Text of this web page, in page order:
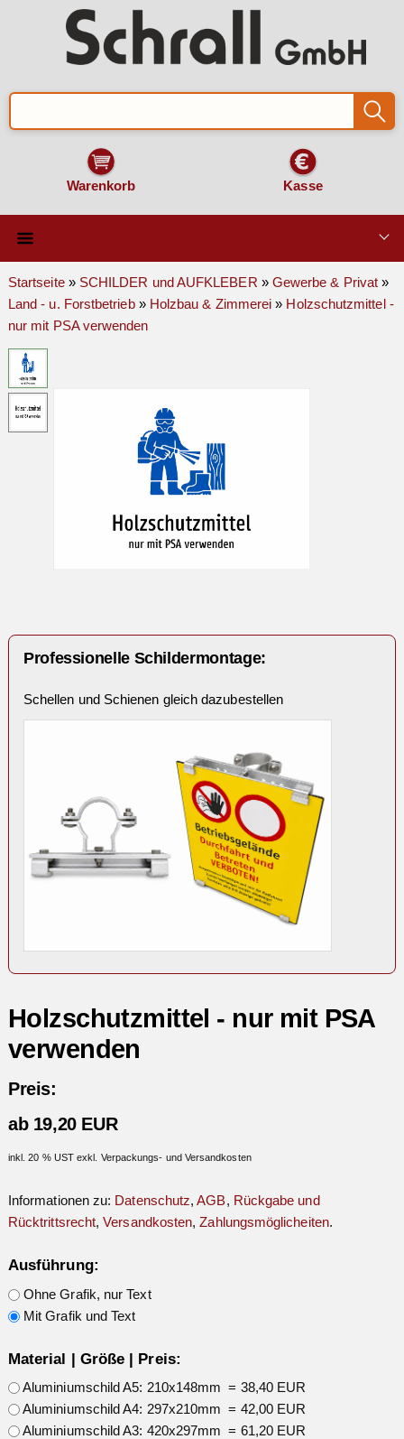
Warenkorb Kasse
Qualität & Technik
SCHILDER und AUFKLEBER
VERKEHRSZEICHEN
Startseite» SCHILDER und AUFKLEBER » Gewerbe & Privat »
Land - u. Forstbetrieb» Holzbau & Zimmerei » Holzschutzmittel -
nur mit PSA verwenden
Professionelle Schildermontage:
Schellen und Schienen gleich dazubestellen
Holzschutzmittel - nur mit PSA
verwenden
Preis:
ab 19,20 EUR
inkl. 20 % UST exkl. Verpackungs- und Versandkosten
Informationen zu: Datenschutz,AGB, Rückgabe und
Rücktrittsrecht,Versandkosten,Zahlungsmöglicheiten.
Ausführung:
Ohne Grafik, nur Text
Mit Grafik und Text
Material | Größe | Preis:
Aluminiumschild A5: 210x148mm = 38,40 EUR
Aluminiumschild A4: 297x210mm = 42,00 EUR
Aluminiumschild A3: 420x297mm = 61,20 EUR